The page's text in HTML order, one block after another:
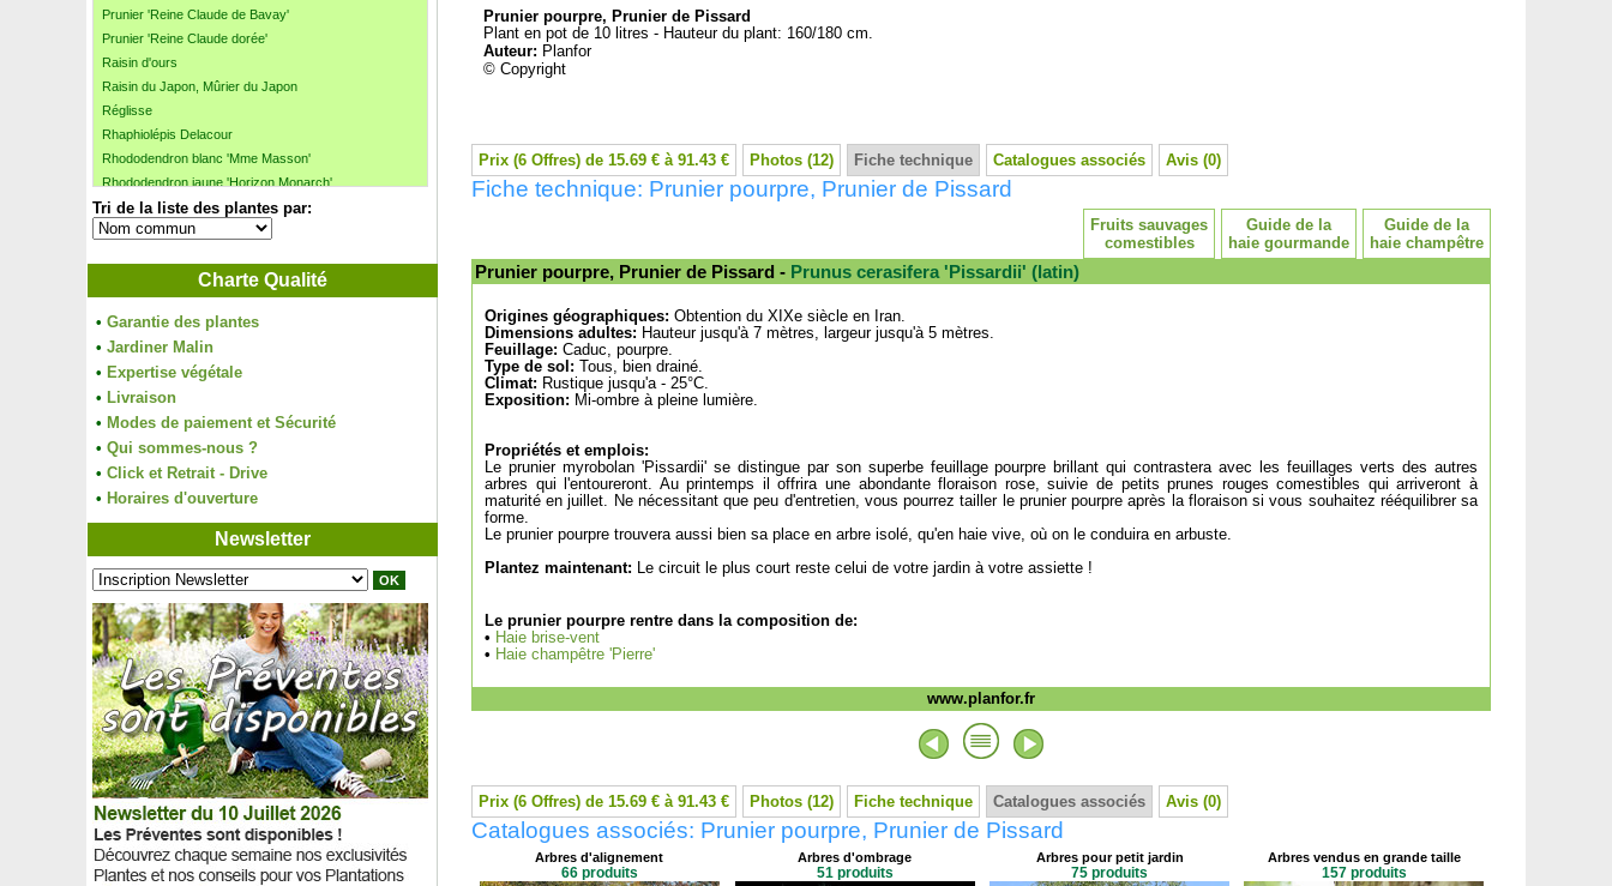
Prunier 'Reine Claude de Bavay'
Prunier 'Reine Claude dorée'
Raisin d'ours
Raisin du Japon, Mûrier du Japon
Réglisse
Rhaphiolépis Delacour
Rhododendron blanc 'Mme Masson'
Rhododendron jaune 'Horizon Monarch'
Rhododendron nain blanc
Rhododendron nain mauve
Rhododendron nain rose
Rhododendron rose 'Fenbeyum'
Rhododendron rose 'Germania'
Rhododendron rose 'Golden Gate'
Rhododendron rose 'Virginia Richards'
Rhododendron rose 'Winsome'
Rhododendron rouge 'Elisabeth'
Rhododendron rouge 'Lord Roberts'
Rhododendron rouge 'Markeeta's Prize'
Rhododendron violet pontique
Rhubarbe géante du Brésil
Rince-bouteille blanc
Rince-bouteille jaune
Rince-bouteille 'Laevis'
Rince-bouteille 'Little John'
Rince-bouteille rose
Romarin commun, Romarin officinal
Romarin officinal Tige
Romarin pleureur Tige
Romarin rampant
Roseau de Chine Panaché
Roseau transmorrissonensis
Rose de Noël (Héllebore)
Rose de Noël (Héllebore) d'Orient
Rose de Noël 'Red Hybrids'
Tri de la liste des plantes par:
Charte Qualité
• Garantie des plantes
• Jardiner Malin
• Expertise végétale
• Livraison
• Modes de paiement et Sécurité
• Qui sommes-nous ?
• Click et Retrait - Drive
• Horaires d'ouverture
Newsletter
Prunier pourpre, Prunier de Pissard
Plant en pot de 10 litres - Hauteur du plant: 160/180 cm.
Auteur: Planfor
© Copyright
Prix (6 Offres) de 15.69 € à 91.43 € Photos (12) Fiche technique Catalogues associés Avis (0)
Fiche technique: Prunier pourpre, Prunier de Pissard
Guide de la
haie champêtre
Guide de la
haie gourmande
Fruits sauvages
comestibles
Prunier pourpre, Prunier de Pissard - Prunus cerasifera 'Pissardii' (latin)
Origines géographiques: Obtention du XIXe siècle en Iran.
Dimensions adultes: Hauteur jusqu'à 7 mètres, largeur jusqu'à 5 mètres.
Feuillage: Caduc, pourpre.
Type de sol: Tous, bien drainé.
Climat: Rustique jusqu'a - 25°C.
Exposition: Mi-ombre à pleine lumière.
Propriétés et emplois:
Le prunier myrobolan 'Pissardii' se distingue par son superbe feuillage pourpre brillant qui contrastera avec les feuillages verts des autres
arbres qui l'entoureront. Au printemps il offrira une abondante floraison rose, suivie de petits prunes rouges comestibles qui arriveront à
maturité en juillet. Ne nécessitant que peu d'entretien, vous pourrez tailler le prunier pourpre après la floraison si vous souhaitez rééquilibrer sa
forme.
Le prunier pourpre trouvera aussi bien sa place en arbre isolé, qu'en haie vive, où on le conduira en arbuste.
Plantez maintenant: Le circuit le plus court reste celui de votre jardin à votre assiette !
Le prunier pourpre rentre dans la composition de:
• Haie brise-vent
• Haie champêtre 'Pierre'
www.planfor.fr
Prix (6 Offres) de 15.69 € à 91.43 € Photos (12) Fiche technique Catalogues associés Avis (0)
Catalogues associés: Prunier pourpre, Prunier de Pissard
Arbres d'alignement
66 produits
Arbres d'ombrage
51 produits
Arbres pour petit jardin
75 produits
Arbres vendus en grande taille
157 produits